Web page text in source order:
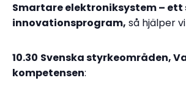
Smartare elektroniksystem –
innovationsprogram, så hjälper
10.30 Svenska styrkeområden,
kompetensen: